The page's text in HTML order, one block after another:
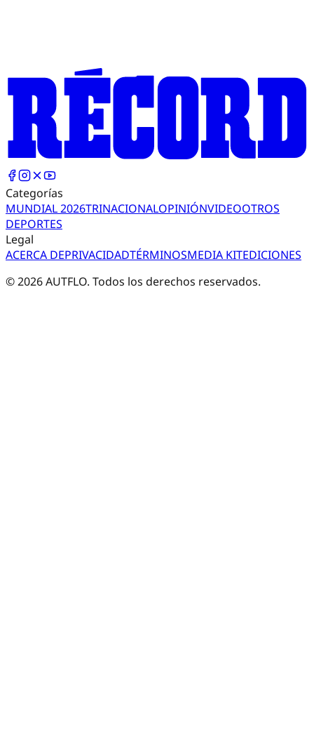
Categorías
MUNDIAL 2026TRINACIONALOPINIÓNVIDEOOTROS
DEPORTES
Legal
ACERCA DEPRIVACIDADTÉRMINOSMEDIA KITEDICIONES
©2026AUTFLO. Todos los derechos reservados.